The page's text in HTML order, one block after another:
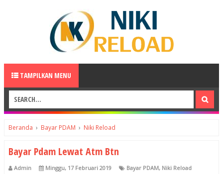
TAMPILKAN MENU
Beranda › Bayar PDAM › Niki Reload
Bayar Pdam Lewat Atm Btn
Admin Minggu, 17 Februari 2019 Bayar PDAM, Niki Reload